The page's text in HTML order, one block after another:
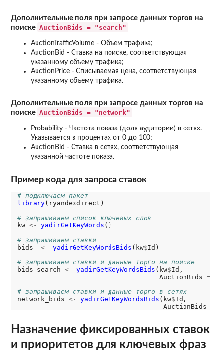
Дополнительные поля при запросе данных торгов на
поиске AuctionBids = "search"
AuctionTrafficVolume - Объем трафика;
AuctionBid - Ставка на поиске, соответствующая
указанному объему трафика;
AuctionPrice - Списываемая цена, соответствующая
указанному объему трафика.
Дополнительные поля при запросе данных торгов на
поиске AuctionBids = "network"
Probability - Частота показа (доля аудитории) в сетях.
Указывается в процентах от 0 до 100;
AuctionBid - Ставка в сетях, соответствующая
указанной частоте показа.
Пример кода для запроса ставок
# подключаем пакет
library(ryandexdirect)
# запрашиваем список ключевых слов
kw <- yadirGetKeyWords ()
# запрашиваем ставки
bids <- yadirGetKeyWordsBids (kw$Id)
# запрашиваем ставки и данные торго на поиске
bids_search <- yadirGetKeyWordsBids (kw$Id,
                                    AuctionBids
=
# запрашиваем ставки и данные торго в сетях
network_bids <- yadirGetKeyWordsBids (kw$Id,
                                     AuctionBids
Назначение фиксированных ставок
и приоритетов для ключевых фраз